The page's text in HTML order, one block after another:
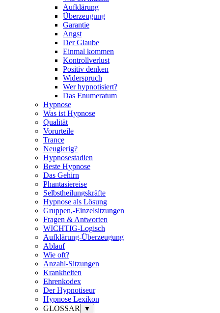
Aufklärung
Überzeugung
Garantie
Angst
Der Glaube
Einmal kommen
Kontrollverlust
Positiv denken
Widerspruch
Wer hypnotisiert?
Das Enumeratum
Hypnose
Was ist Hypnose
Qualität
Vorurteile
Trance
Neugierig?
Hypnosestadien
Beste Hypnose
Das Gehirn
Phantasiereise
Selbstheilungskräfte
Hypnose als Lösung
Gruppen,-Einzelsitzungen
Fragen & Antworten
WICHTIG-Logisch
Aufklärung-Überzeugung
Ablauf
Wie oft?
Anzahl-Sitzungen
Krankheiten
Ehrenkodex
Der Hypnotiseur
Hypnose Lexikon
GLOSSAR
▼